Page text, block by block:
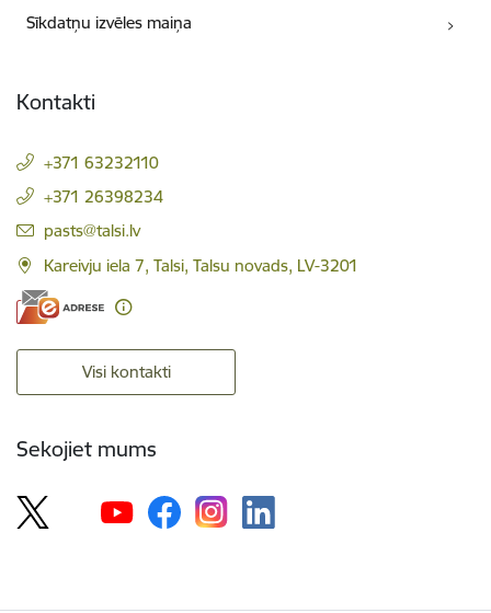
Sīkdatņu izvēles maiņa
Kontakti
+371 63232110
+371 26398234
E-pasts:
pasts@talsi.lv
Kareivju iela 7, Talsi, Talsu novads, LV-3201
Visi kontakti
Sekojiet mums